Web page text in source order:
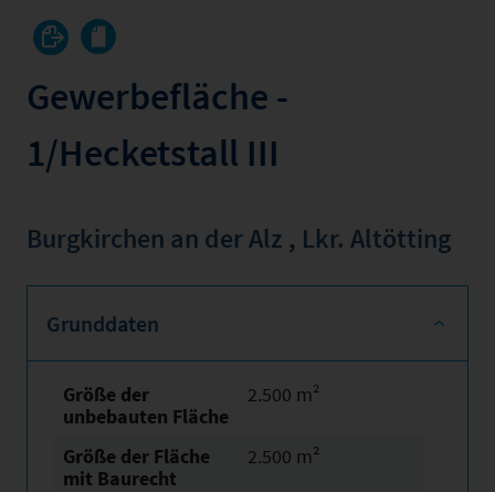
Gewerbefläche -
1/Hecketstall III
Burgkirchen an der Alz , Lkr. Altötting
Grunddaten
Größe der
unbebauten Fläche
2.500 m²
Größe der Fläche
mit Baurecht
2.500 m²